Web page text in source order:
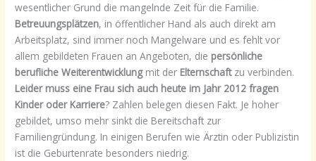
wesentlicher Grund die mangelnde Zeit für die Familie.
Betreuungsplätzen, in öffentlicher Hand als auch direkt am
Arbeitsplatz, sind immer noch Mangelware und es fehlt vor
allem gebildeten Frauen an Angeboten, die persönliche
berufliche Weiterentwicklung mit der Elternschaft zu verbinden.
Leider muss eine Frau sich auch heute im Jahr 2012 fragen
Kinder oder Karriere? Zahlen belegen diesen Fakt. Je hoher
gebildet, umso mehr sinkt die Bereitschaft zur
Familiengründung. In einigen Berufen wie Ärztin oder Publizistin
ist die Geburtenrate besonders niedrig.